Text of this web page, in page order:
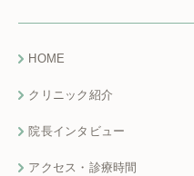
HOME
クリニック紹介
院長インタビュー
アクセス・診療時間